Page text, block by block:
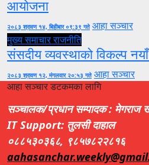
आयोजना
२०८३ श्रावण १४, बिहीबार ०९:३९ गते आहा सञ्चार
मुख्य समाचारराजनीति
संसदीय व्यवस्थाको विकल्प
२०८३ श्रावण १२, मंगलवार २०:५३ गते आहा सञ्चार
आहा सञ्चार डटकमका लागि
सञ्चालक/प्रधान सम्पादक : मेगराज
IT Support: तुलसी दाहाल
०८८५३०३६८, ९८५७८२२८१६